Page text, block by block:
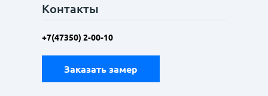
Контакты
+7(47350) 2-00-10
Заказать замер